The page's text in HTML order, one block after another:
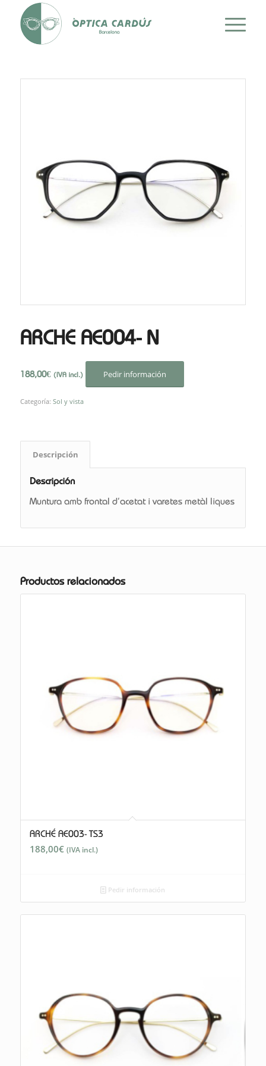
ARCHÉ AE004- N
188,00€ (IVA incl.) Pedir información
Categoría: Sol y vista
Descripción
Descripción
Muntura amb frontal d’acetat i varetes metàl·liques
Productos relacionados
ARCHÉ AE003- TS3
188,00€ (IVA incl.)
Pedir información